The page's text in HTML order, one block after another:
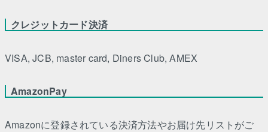
クレジットカード決済
VISA, JCB, master card, Diners Club, AMEX
AmazonPay
Amazonに登録されている決済方法やお届け先リストがご